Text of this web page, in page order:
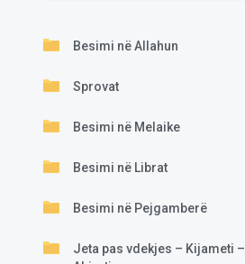
Besimi në Allahun
Sprovat
Besimi në Melaike
Besimi në Librat
Besimi në Pejgamberë
Jeta pas vdekjes – Kijameti –